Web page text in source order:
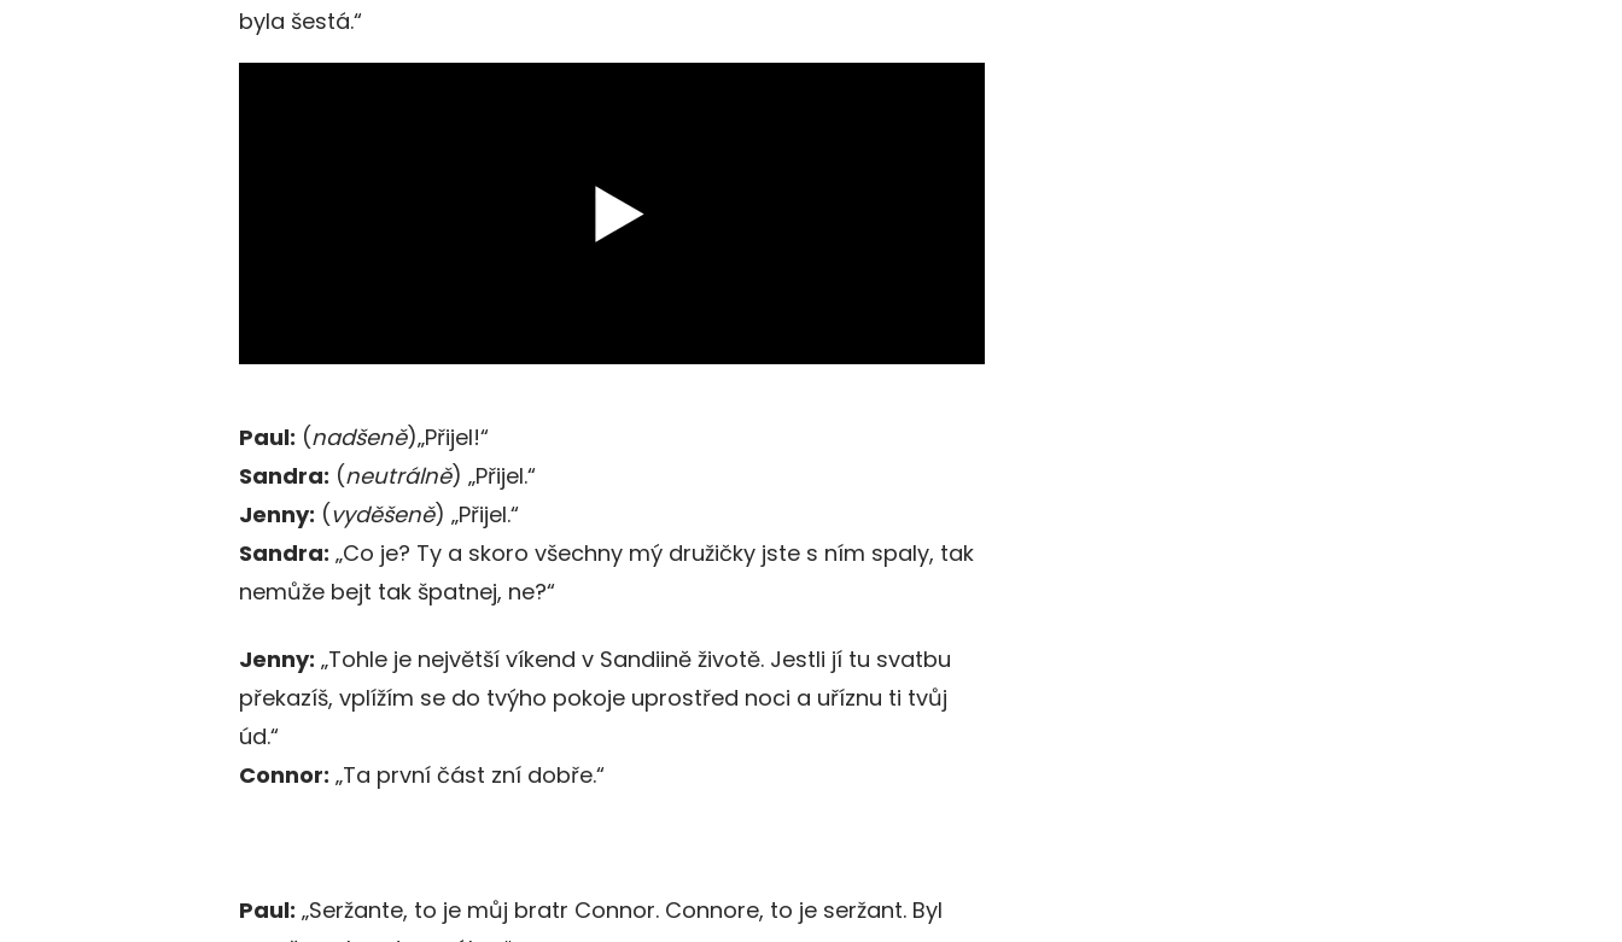
byla šestá.“
Paul: (nadšeně)„Přijel!“
Sandra: (neutrálně) „Přijel.“
Jenny: (vyděšeně) „Přijel.“
Sandra: „Co je? Ty a skoro všechny mý družičky jste s ním spaly, tak
nemůže bejt tak špatnej, ne?“
Jenny: „Tohle je největší víkend v Sandiině životě. Jestli jí tu svatbu
překazíš, vplížím se do tvýho pokoje uprostřed noci a uříznu ti tvůj
úd.“
Connor: „Ta první část zní dobře.“
Paul: „Seržante, to je můj bratr Connor. Connore, to je seržant. Byl